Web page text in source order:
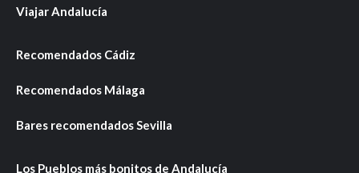
Viajar Andalucía
Recomendados Cádiz
Recomendados Málaga
Bares recomendados Sevilla
Los Pueblos más bonitos de Andalucía